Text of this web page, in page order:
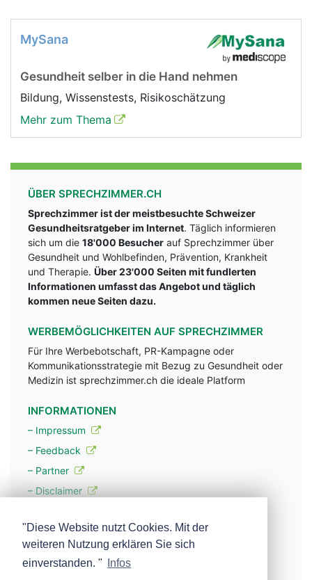
MySana
Gesundheit selber in die Hand nehmen
Bildung, Wissenstests, Risikoschätzung
Mehr zum Thema
ÜBER SPRECHZIMMER.CH
Sprechzimmer ist der meistbesuchte Schweizer
Gesundheitsratgeber im Internet. Täglich informieren
sich um die 18'000 Besucher auf Sprechzimmer über
Gesundheit und Wohlbefinden, Prävention, Krankheit
und Therapie. Über 23'000 Seiten mit fundlerten
Informationen umfasst das Angebot und täglich
kommen neue Seiten dazu.
WERBEMÖGLICHKEITEN AUF SPRECHZIMMER
Für Ihre Werbebotschaft, PR-Kampagne oder
Kommunikationsstrategie mit Bezug zu Gesundheit oder
Medizin ist sprechzimmer.ch die ideale Platform
INFORMATIONEN
– Impressum
– Feedback
– Partner
– Disclaimer
– Werbung
– Mehr über unsere Experten
"Diese Website nutzt Cookies. Mit der
weiteren Nutzung erklären Sie sich
einverstanden. "
Infos